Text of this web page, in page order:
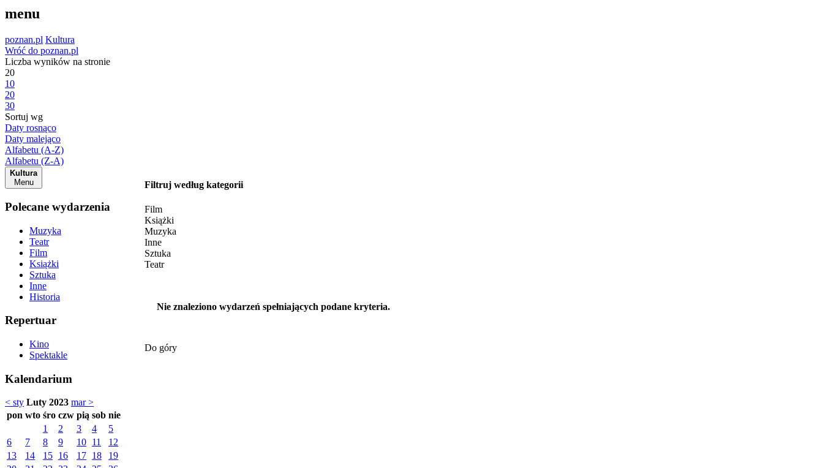
menu
poznan.pl Kultura
Wróć do poznan.pl
Liczba wyników na stronie
20
10
20
30
Sortuj wg
Daty rosnąco
Daty malejąco
Alfabetu (A-Z)
Alfabetu (Z-A)
Kultura
Menu
Polecane wydarzenia
Muzyka
Teatr
Film
Książki
Sztuka
Inne
Historia
Repertuar
Kino
Spektakle
Kalendarium
< sty Luty 2023 mar >
pon wto śro czw pią sob nie
1
2 3 4
5
6
7 8 9 10 11
12
13
14 15 16 17 18
19
Filtruj według kategorii
Film
Książki
Muzyka
Inne
Sztuka
Teatr
Nie znaleziono wydarzeń spełniających podane kryteria.
Do góry